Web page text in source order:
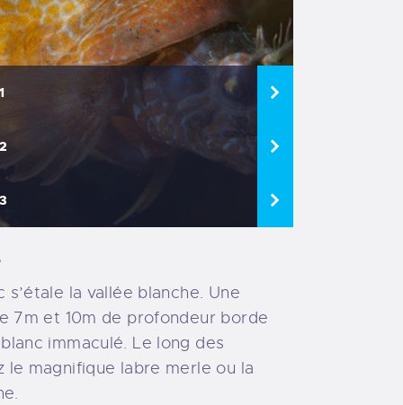
la vallée blanche. Une
7m et 10m de profondeur borde
immaculé. Le long des
le magnifique labre merle ou la